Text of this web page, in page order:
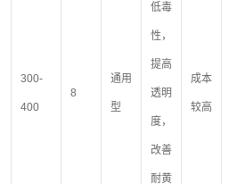
300-
400
8
通用
型
低毒
性，
提高
透明
度，
改善
耐黄
成本
较高